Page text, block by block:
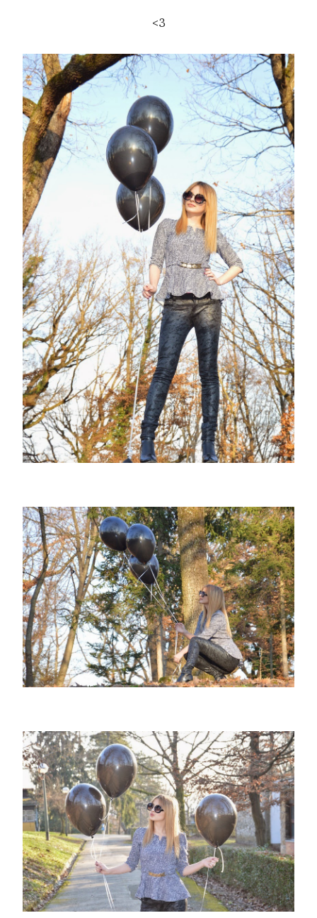
<3